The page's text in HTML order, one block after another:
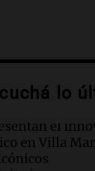
cuándo
en
gravemente
lo
el
en Villa